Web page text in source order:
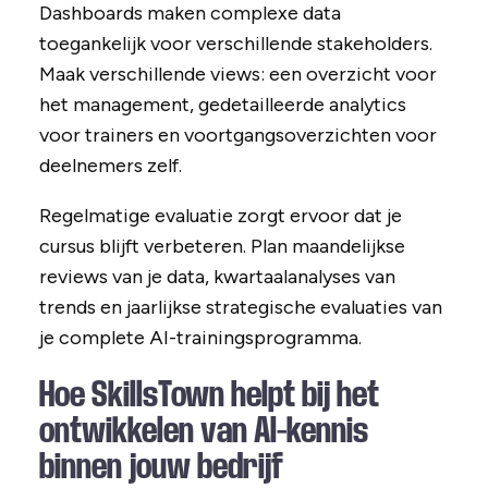
Dashboards maken complexe data
toegankelijk voor verschillende stakeholders.
Maak verschillende views: een overzicht voor
het management, gedetailleerde analytics
voor trainers en voortgangsoverzichten voor
deelnemers zelf.
Regelmatige evaluatie zorgt ervoor dat je
cursus blijft verbeteren. Plan maandelijkse
reviews van je data, kwartaalanalyses van
trends en jaarlijkse strategische evaluaties van
je complete AI-trainingsprogramma.
Hoe SkillsTown helpt bij het
ontwikkelen van AI-kennis
binnen jouw bedrijf